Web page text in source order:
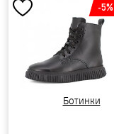
-5%
Ботинки